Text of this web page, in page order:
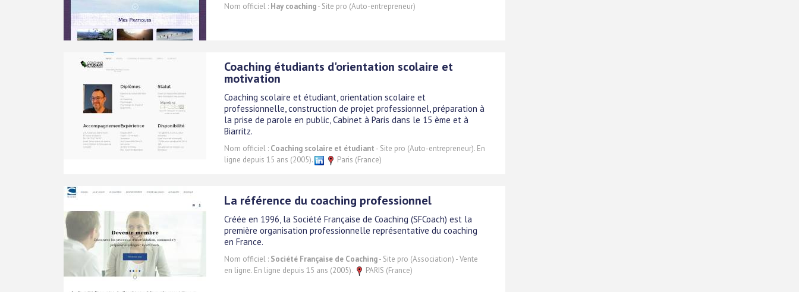
Nom officiel : Hay coaching- Site pro (Auto-entrepreneur)
Coaching étudiants d'orientation scolaire et
motivation
Coaching scolaire et étudiant, orientation scolaire et
professionnelle, construction de projet professionnel, préparation à
la prise de parole en public, Cabinet à Paris dans le 15 ème et à
Biarritz.
Nom officiel : Coaching scolaire et étudiant - Site pro (Auto-entrepreneur). En
ligne depuis 15 ans (2005).
Paris (France)
La référence du coaching professionnel
Créée en 1996, la Société Française de Coaching (SFCoach) est la
première organisation professionnelle représentative du coaching
en France.
Nom officiel : Société Française de Coaching- Site pro (Association) - Vente
en ligne. En ligne depuis 15 ans (2005).
PARIS (France)